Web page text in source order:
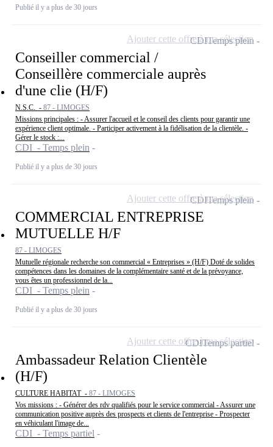
Publié il y a plus de 30 jours
Conseiller commercial /
Conseillère commerciale auprès
d'une clie (H/F)
N.S.C. - 87 - LIMOGES
Missions principales : - Assurer l'accueil et le conseil des clients pour garantir une
expérience client optimale. - Participer activement à la fidélisation de la clientèle. -
Gérer le stock :...
CDI - Temps plein
Publié il y a plus de 30 jours
CDITemps plein
Ajouter cette offre à ma sélection
COMMERCIAL ENTREPRISE
MUTUELLE H/F
87 - LIMOGES
Mutuelle régionale recherche son commercial « Entreprises » (H/F) Doté de solides
compétences dans les domaines de la complémentaire santé et de la prévoyance,
vous êtes un professionnel de la...
CDI - Temps plein
Publié il y a plus de 30 jours
CDITemps plein
Ajouter cette offre à ma sélection
Ambassadeur Relation Clientèle
(H/F)
CULTURE HABITAT - 87 - LIMOGES
Vos missions : - Générer des rdv qualifiés pour le service commercial - Assurer une
communication positive auprès des prospects et clients de l'entreprise - Prospecter
en véhiculant l'image de...
CDI - Temps partiel
CDITemps partiel
Ajouter cette offre à ma sélection